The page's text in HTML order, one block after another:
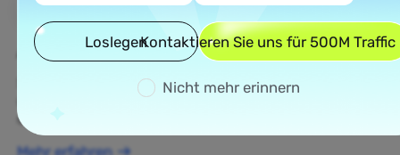
Ad Verification
Schützen Sie Ihre Marke, überprüfen Sie Anzeigen
und führen Sie Echtzeit-Anzeigenintelligenz für
optimierte datengestützte Kampagnen durch.
Mehr erfahren
LoslegenKontaktieren Sie uns für 500M
Nicht mehr erinnern